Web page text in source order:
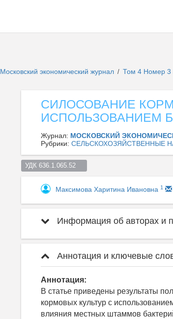
Московский экономический журнал / Том 4 Номер 3
СИЛОСОВАНИЕ
ИСПОЛЬЗОВАНИЕМ
Журнал: МОСКОВСКИЙ
Рубрики: СЕЛЬСКОХОЗЯЙСТВЕННЫЕ
УДК 636.1.065.52
Максимова Харитина Ивановна 1
Информация об авторах и
Аннотация и ключевые
Аннотация:
В статье приведены результаты
кормовых культур с
влияния местных штаммов